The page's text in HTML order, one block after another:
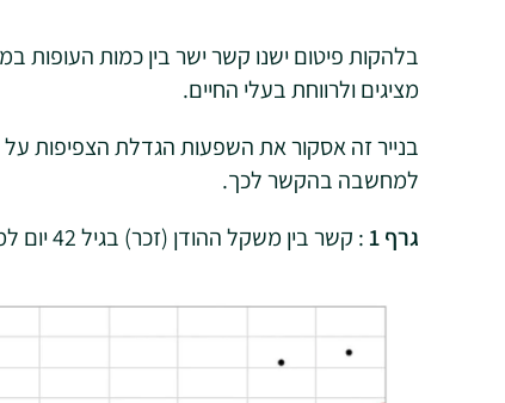
בלהקות פיטום ישנו קשר ישר בין כמות העופות
מציגים ולרווחת בעלי החיים.
בנייר זה אסקור את השפעות הגדלת הצפיפות
למחשבה בהקשר לכך.
גרף 1
: קשר בין משקל ההודן (זכר) בגיל 42 יום למשקל זכר בוגר.